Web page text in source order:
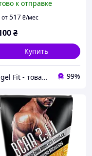
к отправке
от517₴/мес
₴
Купить
Angel Fit - товари для здоров'я, спорту та активного життя 99%